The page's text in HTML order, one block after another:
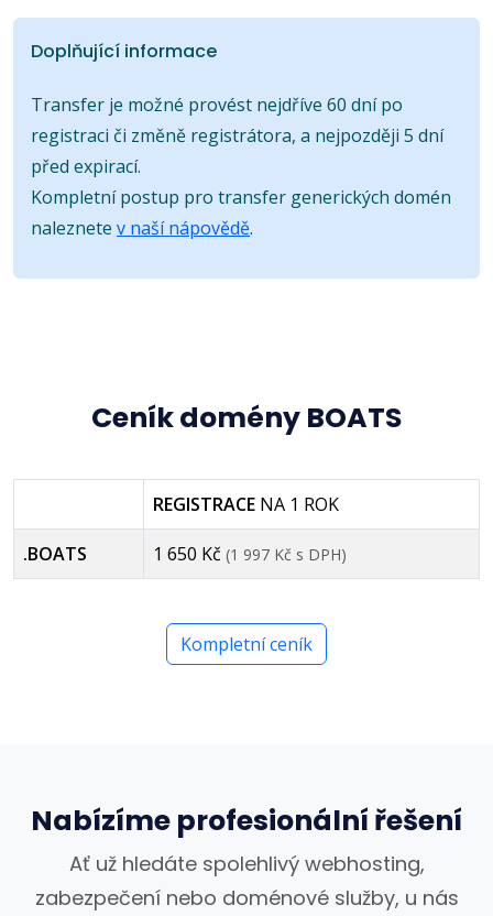
Doplňující informace
Transfer je možné provést nejdříve 60 dní po
registraci či změně registrátora, a nejpozději 5 dní
před expirací.
Kompletní postup pro transfer generických domén
naleznete v naší nápovědě.
Ceník domény BOATS
REGISTRACE NA 1 ROK
.BOATS 1 650 Kč (1 997 Kč s DPH)
Kompletní ceník
Nabízíme profesionální řešení
Ať už hledáte spolehlivý webhosting,
zabezpečení nebo doménové služby, u nás